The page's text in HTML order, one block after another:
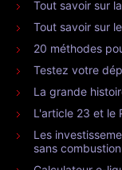
Tout savoir sur
Tout savoir sur
20 méthodes
Testez votre
La grande
L'article 23 et le
Les
sans combustion